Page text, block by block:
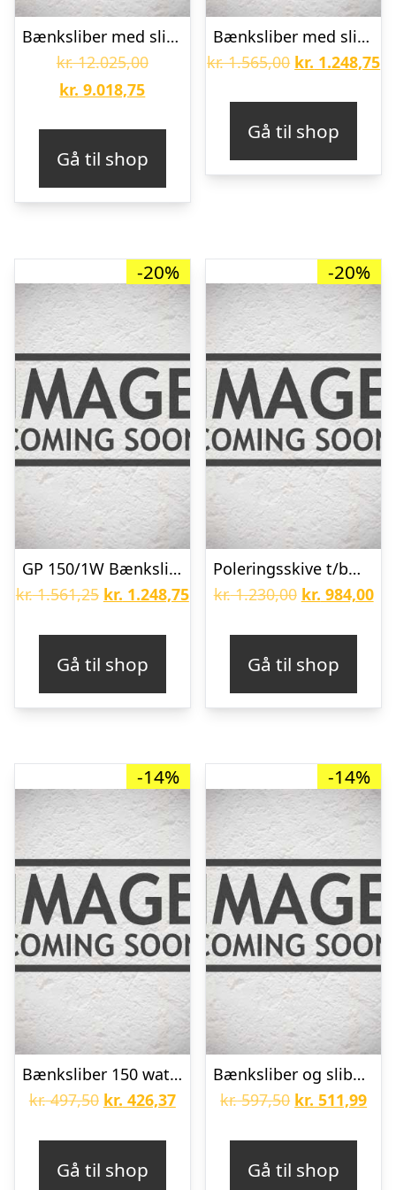
Bænksliber med slibeskiver DS 300 S – 3x400V
kr.12.025,00Den
kr. 12.025,00.
kr. 9.018,75Den
er:
kr. 9.018,75.
Gå til shop
Bænksliber med slibeskiver DSA 150 – 1x230V
kr.1.565,00 Den
var:
kr. 1.565,00.
kr. 1.248,75
Gå til shop
-20%
GP 150/1W Bænksliber med hvid og grå sten
kr.1.561,25 Den
var:
kr. 1.561,25.
kr. 1.248,75Den
kr. 1.248,75.
Gå til shop
-20%
Poleringsskive t/bænksliber 125Ã25Ã20 C800-BE11
kr.1.230,00 Den
var:
kr. 1.230,00.
kr. 984,00
kr.
Gå til shop
-14%
Bænksliber 150 watt – Ø 150 mm
kr.497,50 Den
var:
kr. 426,37Den
Gå til shop
-14%
Bænksliber og slibeskaft med 103 dele
kr.597,50 Den
var:
kr. 511,99Den
Gå til shop